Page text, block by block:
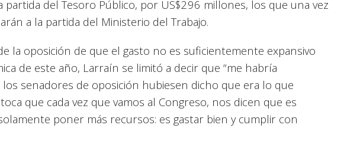
partida del Tesoro Público, por US$296 millones, los que una vez
a la partida del Ministerio del Trabajo.
la oposición de que el gasto no es suficientemente expansivo
de este año, Larraín se limitó a decir que “me habría
senadores de oposición hubiesen dicho que era lo que
que cada vez que vamos al Congreso, nos dicen que es
poner más recursos: es gastar bien y cumplir con